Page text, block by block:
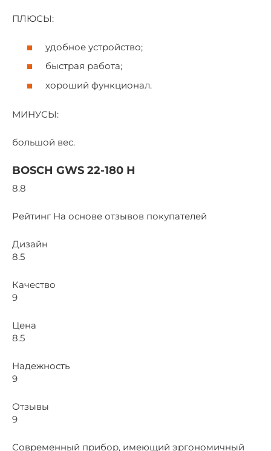
ПЛЮСЫ:
удобное устройство;
быстрая работа;
хороший функционал.
МИНУСЫ:
большой вес.
BOSCH GWS 22-180 H
8.8
Рейтинг На основе отзывов покупателей
Дизайн
8.5
Качество
9
Цена
8.5
Надежность
9
Отзывы
9
Современный прибор, имеющий эргономичный